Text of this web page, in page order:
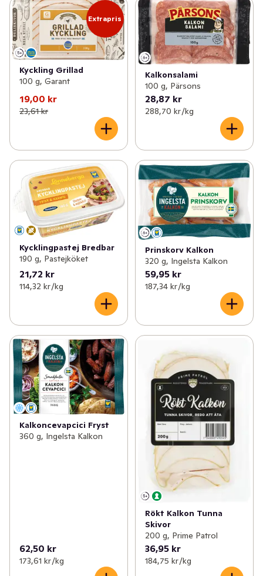
Extrapris
Kyckling Grillad
100 g, Garant
19,00 kr
23,61 kr
Kalkonsalami
100 g, Pärsons
28,87 kr
288,70 kr /kg
Kycklingpastej Bredbar
190 g, Pastejköket
21,72 kr
114,32 kr /kg
Prinskorv Kalkon
320 g, Ingelsta Kalkon
59,95 kr
187,34 kr /kg
Kalkoncevapcici Fryst
360 g, Ingelsta Kalkon
62,50 kr
173,61 kr /kg
Rökt Kalkon Tunna
Skivor
200 g, Prime Patrol
36,95 kr
184,75 kr /kg